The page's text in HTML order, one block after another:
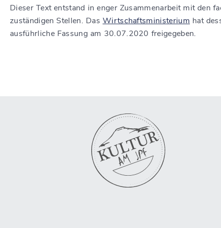
Dieser Text entstand in enger Zusammenarbeit mit den
zuständigen Stellen. Das Wirtschaftsministerium hat
ausführliche Fassung am 30.07.2020 freigegeben.